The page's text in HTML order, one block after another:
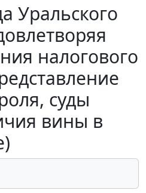
Уральского
налогового
суды
вины в